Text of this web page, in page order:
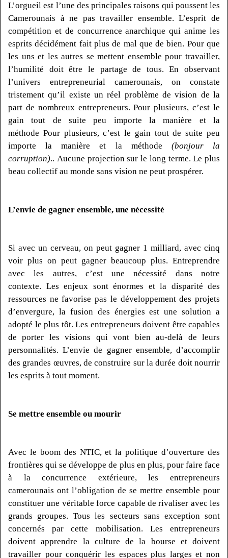
L’orgueil est l’une des principales raisons qui poussent les
Camerounais à ne pas travailler ensemble. L’esprit de
compétition et de concurrence anarchique qui anime les
esprits décidément fait plus de mal que de bien. Pour que
les uns et les autres se mettent ensemble pour travailler,
l’humilité doit être le partage de tous. En observant
l’univers entrepreneurial camerounais, on constate
tristement qu’il existe un réel problème de vision de la
part de nombreux entrepreneurs. Pour plusieurs, c’est le
gain tout de suite peu importe la manière et la
méthode Pour plusieurs, c’est le gain tout de suite peu
importe la manière et la méthode
(bonjour la
corruption).. Aucune projection sur le long terme. Le plus
beau collectif au monde sans vision ne peut prospérer.
L’envie de gagner ensemble, une nécessité
Si avec un cerveau, on peut gagner 1 milliard, avec cinq
voir plus on peut gagner beaucoup plus. Entreprendre
avec les autres, c’est une nécessité dans notre
contexte. Les enjeux sont énormes et la disparité des
ressources ne favorise pas le développement des projets
d’envergure, la fusion des énergies est une solution a
adopté le plus tôt. Les entrepreneurs doivent être capables
de porter les visions qui vont bien au-delà de leurs
personnalités. L’envie de gagner ensemble, d’accomplir
des grandes œuvres, de construire sur la durée doit nourrir
les esprits à tout moment.
Se mettre ensemble ou mourir
Avec le boom des NTIC, et la politique d’ouverture des
frontières qui se développe de plus en plus, pour faire face
à la concurrence extérieure, les entrepreneurs
camerounais ont l’obligation de se mettre ensemble pour
constituer une véritable force capable de rivaliser avec les
grands groupes. Tous les secteurs sans exception sont
concernés par cette mobilisation. Les entrepreneurs
doivent apprendre la culture de la bourse et doivent
travailler pour conquérir les espaces plus larges et non